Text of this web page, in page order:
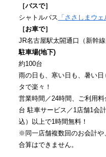
［バスで］
シャトルバス 「ささしまウェ
［お車で］
JR名古屋駅太閤通口（新幹
駐車場(地下)
約100台
雨の日も、寒い日も、暑い
タで楽々！
営業時間／24時間、ご利用
台 駐車サービス／1店舗1会
込）以上で1時間無料！
※同一店舗複数回のお会計や
合算はできません。